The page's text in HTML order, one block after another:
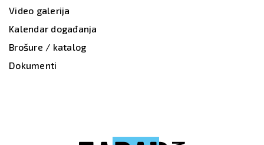
Video galerija
Kalendar događanja
Brošure / katalog
Dokumenti